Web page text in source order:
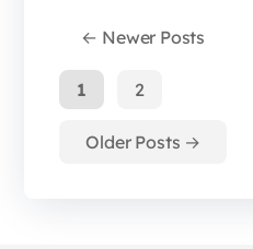
← Newer Posts
1 2
Older Posts →